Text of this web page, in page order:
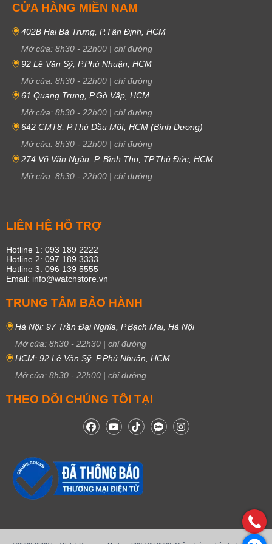
CỬA HÀNG MIỀN NAM
402B Hai Bà Trưng, P.Tân Định, HCM
Mở cửa: 8h30 - 22h00 | chỉ đường
92 Lê Văn Sỹ, P.Phú Nhuận, HCM
Mở cửa: 8h30 - 22h00 | chỉ đường
61 Quang Trung, P.Gò Vấp, HCM
Mở cửa: 8h30 - 22h00 | chỉ đường
642 CMT8, P.Thủ Dầu Một, HCM (Bình Dương)
Mở cửa: 8h30 - 22h00 | chỉ đường
274 Võ Văn Ngân, P. Bình Thọ, TP.Thủ Đức, HCM
Mở cửa: 8h30 - 22h00 | chỉ đường
LIÊN HỆ HỖ TRỢ
Hotline 1: 093 189 2222
Hotline 2: 097 189 3333
Hotline 3: 096 139 5555
Email: info@watchstore.vn
TRUNG TÂM BẢO HÀNH
Hà Nội: 97 Trần Đại Nghĩa, P.Bạch Mai, Hà Nội
Mở cửa: 8h30 - 22h30 | chỉ đường
HCM: 92 Lê Văn Sỹ, P.Phú Nhuận, HCM
Mở cửa: 8h30 - 22h00 | chỉ đường
THEO DÕI CHÚNG TÔI TẠI